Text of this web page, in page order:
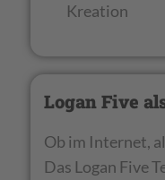
Kreation
Logan Five
Ob im Internet,
Das Logan Five